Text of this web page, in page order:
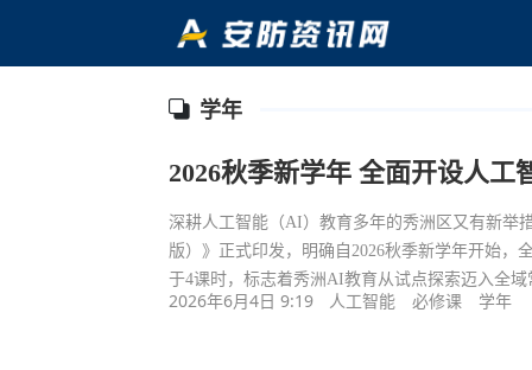
学年
2026秋季新学年 全面开设人工
深耕人工智能（AI）教育多年的秀洲区又有新举
版）》正式印发，明确自2026秋季新学年开始，
于4课时，标志着秀洲AI教育从试点探索迈入全
2026年6月4日 9:19 人工智能 必修课 学年